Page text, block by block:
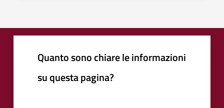
Quanto sono chiare le informazioni
su questa pagina?